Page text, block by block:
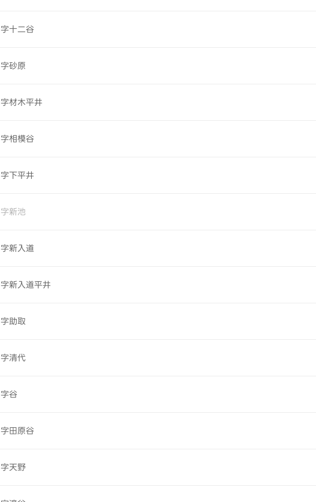
字十二谷
字砂原
字材木平井
字相模谷
字下平井
字新池
字新入道
字新入道平井
字助取
字清代
字谷
字田原谷
字天野